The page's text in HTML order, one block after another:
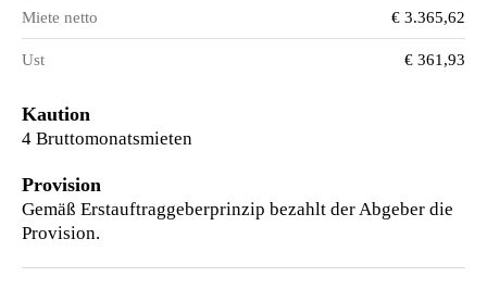
Miete netto € 3.365,62
Ust € 361,93
Kaution
4 Bruttomonatsmieten
Provision
Gemäß Erstauftraggeberprinzip bezahlt der Abgeber die
Provision.